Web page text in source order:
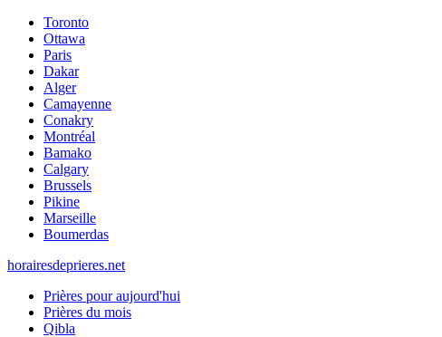
Toronto
Ottawa
Paris
Dakar
Alger
Camayenne
Conakry
Montréal
Bamako
Calgary
Brussels
Pikine
Marseille
Boumerdas
horairesdeprieres.net
Prières pour aujourd'hui
Prières du mois
Qibla